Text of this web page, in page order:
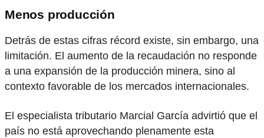
Menos producción
Detrás de estas cifras récord existe, sin embargo, una
limitación. El aumento de la recaudación no responde
a una expansión de la producción minera, sino al
contexto favorable de los mercados internacionales.
El especialista tributario Marcial García advirtió que el
país no está aprovechando plenamente esta